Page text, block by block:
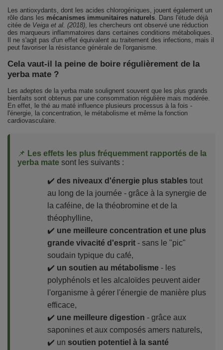
Les antioxydants, dont les acides chlorogéniques, jouent également un
rôle dans les mécanismes immunitaires naturels. Dans l'étude déjà
citée de Veiga et al. (2018), les chercheurs ont observé une réduction
des marqueurs inflammatoires dans certaines conditions métaboliques.
Il ne s'agit pas d'un effet équivalent au traitement des infections, mais il
peut favoriser la résistance générale de l'organisme.
Cela vaut-il la peine de boire régulièrement de la
yerba mate ?
Les adeptes de la yerba mate soulignent souvent que les plus grands
bienfaits sont obtenus par une consommation régulière mais modérée.
En effet, le thé au maté influence plusieurs processus à la fois -
l'énergie, la concentration, le métabolisme et même la fonction
cardiovasculaire.
📌 Les effets les plus fréquemment rapportés de la
yerba mate sont les suivants :
✔️ des niveaux d'énergie plus stables tout
au long de la journée - grâce à la synergie de
la caféine, de la théobromine et de la
théophylline,
✔️ une meilleure concentration et une plus
grande vivacité d'esprit - sans le "pic"
soudain typique du café,
✔️ un soutien au métabolisme - les
polyphénols et les alcaloïdes peuvent aider
l'organisme à gérer l'énergie de manière plus
efficace,
✔️ une meilleure digestion - grâce aux
saponines et aux composés amers naturels,
✔️ un soutien potentiel à la santé